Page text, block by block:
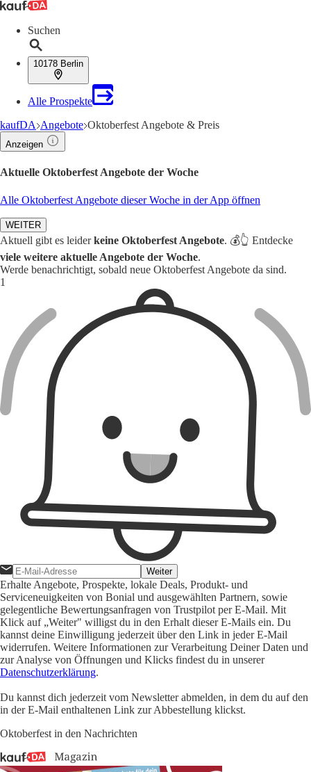
Suchen
10178 Berlin
Alle Prospekte
kaufDA Angebote Oktoberfest Angebote & Preis
Anzeigen
Aktuelle Oktoberfest Angebote der Woche
Alle Oktoberfest Angebote dieser Woche in der App öffnen
WEITER
Aktuell gibt es leiderkeine Oktoberfest Angebote. 💰👆 Entdecke
viele weitere aktuelle Angebote der Woche.
Werde benachrichtigt, sobald neue Oktoberfest Angebote da sind.
Weiter
Erhalte Angebote, Prospekte, lokale Deals, Produkt- und
Serviceneuigkeiten von Bonial und ausgewählten Partnern, sowie
gelegentliche Bewertungsanfragen von Trustpilot per E-Mail. Mit
Klick auf „Weiter" willigst du in den Erhalt dieser E-Mails ein. Du
kannst deine Einwilligung jederzeit über den Link in jeder E-Mail
widerrufen. Weitere Informationen zur Verarbeitung Deiner Daten und
zur Analyse von Öffnungen und Klicks findest du in unserer
Datenschutzerklärung.
Du kannst dich jederzeit vom Newsletter abmelden, in dem du auf den
in der E-Mail enthaltenen Link zur Abbestellung klickst.
Oktoberfest in den Nachrichten